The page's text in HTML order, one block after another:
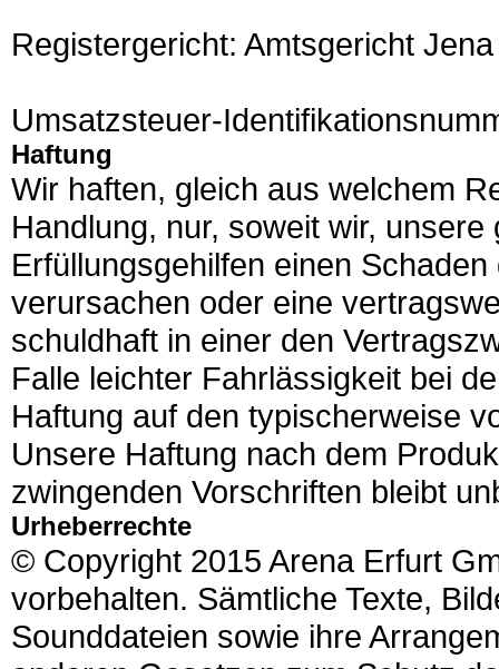
Registergericht: Amtsgericht
Umsatzsteuer-
Haftung
Wir haften, gleich aus welchem
Handlung, nur, soweit wir,
Erfüllungsgehilfen einen
verursachen oder eine
schuldhaft in einer den
Falle leichter Fahrlässigkeit bei
Haftung auf den typischerweise
Unsere Haftung nach dem
zwingenden Vorschriften bleibt
Urheberrechte
© Copyright 2015 Arena Erfurt
vorbehalten. Sämtliche Texte,
Sounddateien sowie ihre